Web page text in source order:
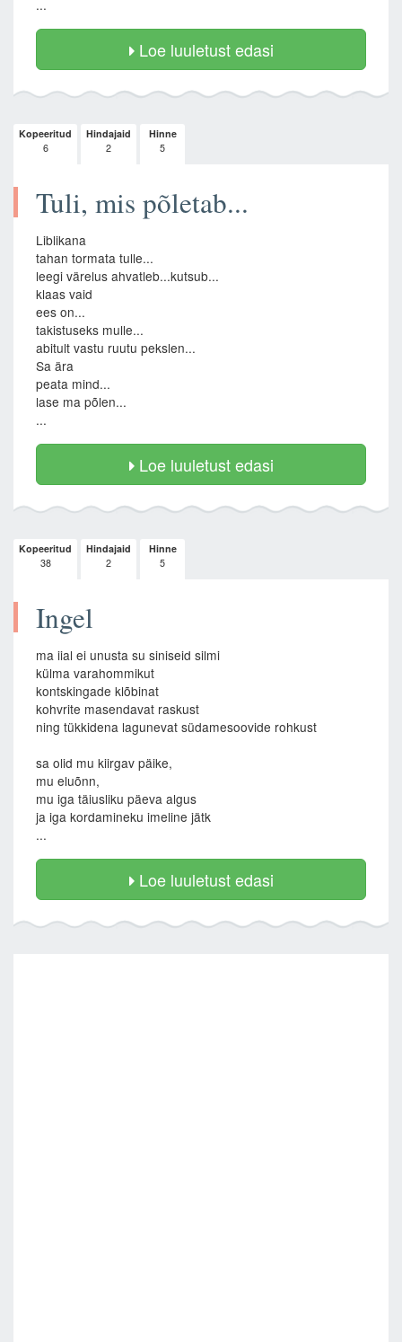
...
Loe luuletust edasi
Kopeeritud
6
Hindajaid
2
Hinne
5
Tuli, mis põletab...
Liblikana
tahan tormata tulle...
leegi värelus ahvatleb...kutsub...
klaas vaid
ees on...
takistuseks mulle...
abitult vastu ruutu pekslen...
Sa ära
peata mind...
lase ma põlen...
...
Loe luuletust edasi
Kopeeritud
38
Hindajaid
2
Hinne
5
Ingel
ma iial ei unusta su siniseid silmi
külma varahommikut
kontskingade klõbinat
kohvrite masendavat raskust
ning tükkidena lagunevat südamesoovide rohkust
sa olid mu kiirgav päike,
mu eluõnn,
mu iga täiusliku päeva algus
ja iga kordamineku imeline jätk
...
Loe luuletust edasi